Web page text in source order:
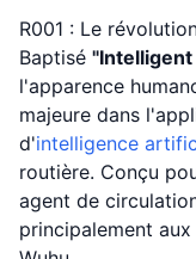
R001 : Le
Baptisé "Intelligent
l'apparence
majeure dans
d'intelligence
routière. Conçu
agent de
principalement